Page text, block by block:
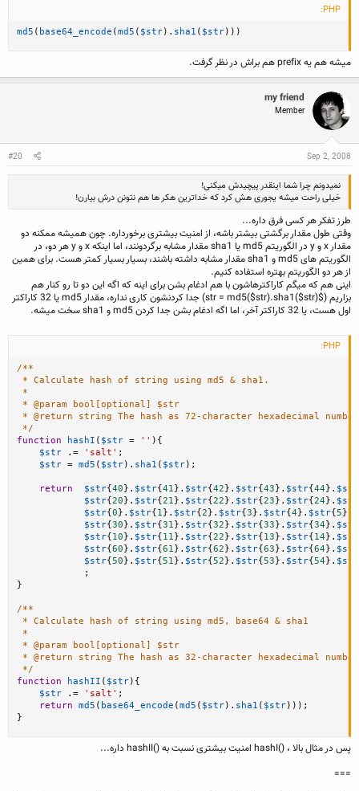
PHP:
md5 ( base64_encode (md5 ( $str) . sha1 ( $str) ) )
میشه هم یه prefix هم براش در نظر گرفت.
my friend
Member
Sep 2, 2008
#20
نمیدونم چرا شما اینقدر پیچیدش میکنی!
خیلی راحت میشه یجوری هش کرد که خداترین هکر ها هم نتونن درش بیارن!
طرز تفکر هر کسی فرق داره...
وقتی طول مقدار برگشتی بیشتر باشه، از امنیت بیشتری برخورداره. چون همیشه ممکنه دو
مقدار x و y در الگوریتم md5 یا sha1 مقدار مشابه برگردونند، اما اینکه x و y هر دو، در
الگوریتم های md5 و sha1 مقدار مشابه داشته باشند، بسیار بسیار کمتر هست. برای همین
از هر دو الگوریتم بهتره استفاده کنیم.
اینی هم که میگم کاراکترهاشون با هم ادغام بشن برای اینه که اگه این دو تا رو کنار هم
بزاریم ($str = md5($str).sha1($str)) جدا کردنشون کاری نداره، مقدار md5 یا 32 کاراکتر
اول هست، یا 32 کاراکتر آخر، اما اگه ادغام بشن جدا کردن md5 و sha1 سخت میشه.
PHP:
/**
* Calculate hash of string using md5 & sha1.
*
* @param bool[optional] $str
* @return string The hash as 72-character hexadecimal number
*/
function
hashI ( $str = '' ) {
$str
. = 'salt' ;
$str = md5 ( $str) . sha1 ( $str) ;
return $str{40} . $str{41 } . $str{42} . $str{43} . $str{44} . $str
$str{20} . $str{21 } . $str{22} . $str{23} . $str{24} . $str
$str{0} . $str{1 } . $str{2} . $str{3} . $str{4} . $str{5}
$str{30} . $str{31 } . $str{32} . $str{33} . $str{34} . $str
$str{10} . $str{11 } . $str{22} . $str{13} . $str{14} . $str
$str{60} . $str{61 } . $str{62} . $str{63} . $str{64} . $str
$str{50} . $str{51 } . $str{52} . $str{53} . $str{54} . $str
;
}
/**
* Calculate hash of string using md5, base64 & sha1
*
* @param bool[optional] $str
* @return string The hash as 32-character hexadecimal number
*/
function
hashII ( $str) {
$str
. = 'salt' ;
return
md5 ( base64_encode (md5 ( $str) . sha1 ( $str) ) ) ;
}
پس در مثال بالا ، ()hashI امنیت بیشتری نسبت به ()hashII داره...
===